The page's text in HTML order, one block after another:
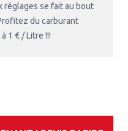
réglages se fait au bout
du carburant
1 € / Litre !!!